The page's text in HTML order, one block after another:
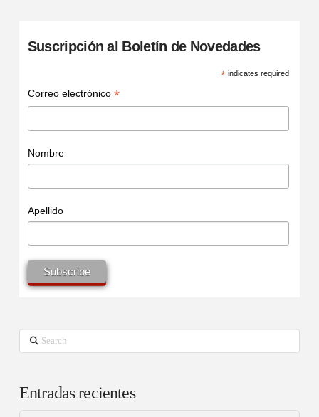
Suscripción al Boletín de Novedades
*indicates required
Correo electrónico *
Nombre
Apellido
Search
Entradas recientes